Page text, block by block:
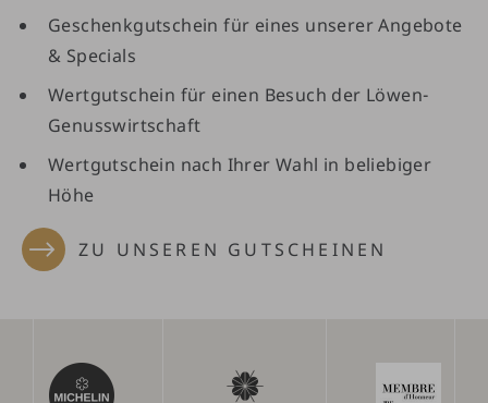
Geschenkgutschein für eines unserer Angebote
& Specials
Wertgutschein für einen Besuch der Löwen-
Genusswirtschaft
Wertgutschein nach Ihrer Wahl in beliebiger
Höhe
ZU UNSEREN GUTSCHEINEN